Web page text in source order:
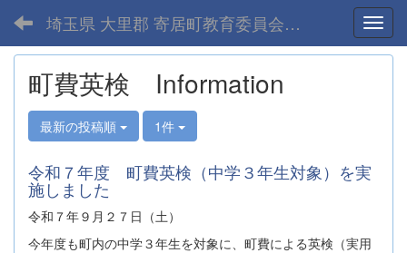
埼玉県 大里郡 寄居町教育委員会-home
町費英検 Information
最新の投稿順 1件
令和７年度 町費英検（中学３年生対象）を実
施しました
令和７年９月２７日（土）
今年度も町内の中学３年生を対象に、町費による英検（実用